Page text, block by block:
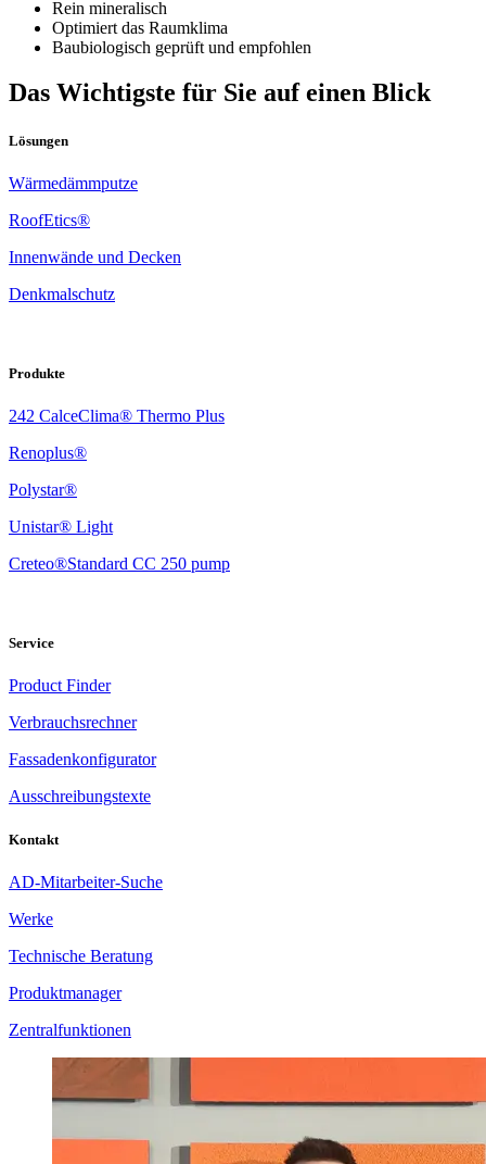
Rein mineralisch
Optimiert das Raumklima
Baubiologisch geprüft und empfohlen
Das Wichtigste für Sie auf einen Blick
Lösungen
Wärmedämmputze
RoofEtics®
Innenwände und Decken
Denkmalschutz
Produkte
242 CalceClima® Thermo Plus
Renoplus®
Polystar®
Unistar® Light
Creteo®Standard CC 250 pump
Service
Product Finder
Verbrauchsrechner
Fassadenkonfigurator
Ausschreibungstexte
Kontakt
AD-Mitarbeiter-Suche
Werke
Technische Beratung
Produktmanager
Zentralfunktionen